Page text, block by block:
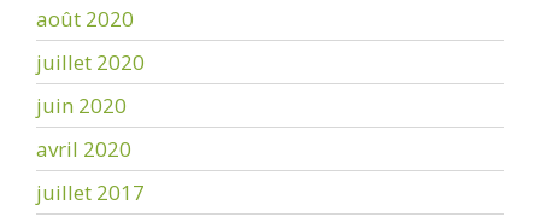
août 2020
juillet 2020
juin 2020
avril 2020
juillet 2017